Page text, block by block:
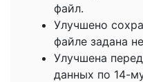
файл.
Улучшено
файле задана
Улучшена
данных по 14-